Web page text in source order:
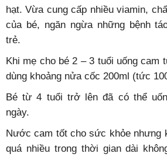
hạt. Vừa cung cấp nhiều viamin,
của bé, ngăn ngừa những bệnh
trẻ.
Khi mẹ cho bé 2 – 3 tuổi uống cam
dùng khoảng nửa cốc 200ml (tức
Bé từ 4 tuổi trở lên đã có thể
ngày.
Nước cam tốt cho sức khỏe nhưng
quá nhiều trong thời gian dài